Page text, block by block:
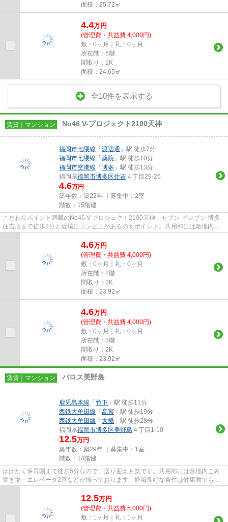
面積：25.72㎡
4.4万円
(管理費・共益費 4,000円)
敷：0ヶ月｜礼：0ヶ月
所在階：5階
間取り：1K
面積：24.65㎡
全10件を表示する
賃貸｜マンション No46 V-プロジェクト2100天神
福岡市七隈線 「渡辺通 」駅 徒歩7分
福岡市七隈線 「薬院 」駅 徒歩10分
福岡市空港線 「博多 」駅 徒歩13分
福岡県福岡市博多区住吉 ４丁目29-25
4.6万円
築年数：築22年 ｜募集中： 2室
階数：15階建
こだわりポイント満載のNo46 V-プロジェクト2100天神。セブン‐イレブン 博多
住吉店まで徒歩3分と近場にコンビニがあるのもポイント。共用部には敷地内ご
み置き場・エレベータなどが揃...
4.6万円
(管理費・共益費 4,000円)
敷：0ヶ月｜礼：0ヶ月
所在階：2階
間取り：2K
面積：23.92㎡
4.6万円
(管理費・共益費 4,000円)
敷：0ヶ月｜礼：0ヶ月
所在階：3階
間取り：2K
面積：23.92㎡
賃貸｜マンション パロス美野島
鹿児島本線 「竹下 」駅 徒歩11分
西鉄大牟田線 「高宮 」駅 徒歩19分
西鉄大牟田線 「大橋 」駅 徒歩28分
福岡県福岡市博多区美野島 ４丁目1-10
12.5万円
築年数：築29年 ｜募集中： 1室
階数：14階建
はばたく保育園まで徒歩5分なので、送り迎えも楽です。共用部には敷地内ごみ
置き場・エレベータ2基などが揃っております。通風良好な条件は健康面でも大
切です。そんな観点からもおす...
12.5万円
(管理費・共益費 5,000円)
敷：1ヶ月｜礼：1ヶ月